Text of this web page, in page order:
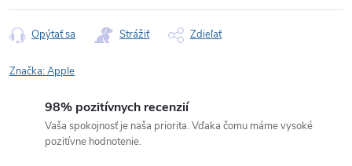
Opýtať sa Strážiť Zdieľať
Značka:Apple
98% pozitívnych recenzií
Vaša spokojnosť je naša priorita. Vďaka čomu máme vysoké
pozitívne hodnotenie.